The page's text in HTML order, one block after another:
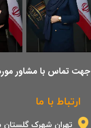
ارتباط با ما
تهران شهرک گلستان
​جهت تماس با مشاور